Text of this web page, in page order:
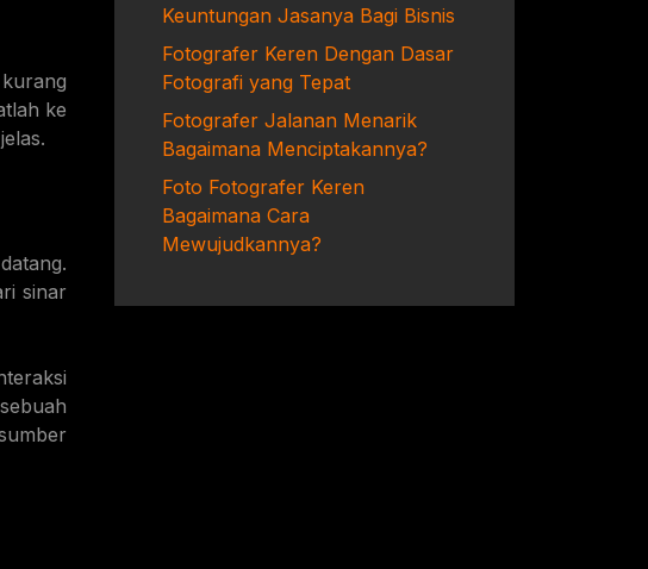
ke
sinar
Keuntungan Jasanya Bagi Bisnis
Fotografer Keren Dengan Dasar
Fotografi yang Tepat
Fotografer Jalanan Menarik
Bagaimana Menciptakannya?
Foto Fotografer Keren
Bagaimana Cara
Mewujudkannya?